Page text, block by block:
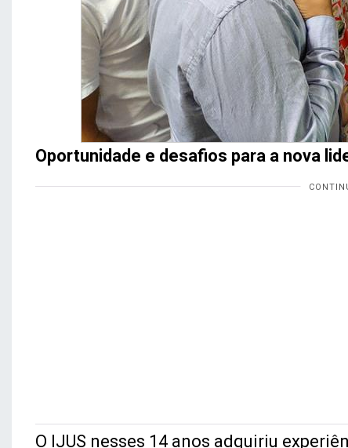
Oportunidade e desafios para a nova
O IJUS nesses 14 anos adquiriu